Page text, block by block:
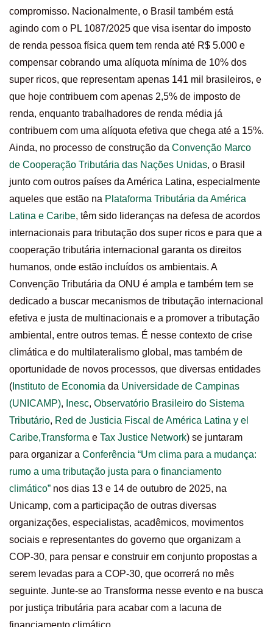
compromisso. Nacionalmente, o Brasil também está
agindo com o PL 1087/2025 que visa isentar do imposto
de renda pessoa física quem tem renda até R$ 5.000 e
compensar cobrando uma alíquota mínima de 10% dos
super ricos, que representam apenas 141 mil brasileiros, e
que hoje contribuem com apenas 2,5% de imposto de
renda, enquanto trabalhadores de renda média já
contribuem com uma alíquota efetiva que chega até a 15%.
Ainda, no processo de construção da Convenção Marco
de Cooperação Tributária das Nações Unidas, o Brasil
junto com outros países da América Latina, especialmente
aqueles que estão na Plataforma Tributária da América
Latina e Caribe, têm sido lideranças na defesa de acordos
internacionais para tributação dos super ricos e para que a
cooperação tributária internacional garanta os direitos
humanos, onde estão incluídos os ambientais. A
Convenção Tributária da ONU é ampla e também tem se
dedicado a buscar mecanismos de tributação internacional
efetiva e justa de multinacionais e a promover a tributação
ambiental, entre outros temas. É nesse contexto de crise
climática e do multilateralismo global, mas também de
oportunidade de novos processos, que diversas entidades
( Instituto de Economia da Universidade de Campinas
(UNICAMP), Inesc, Observatório Brasileiro do Sistema
Tributário, Red de Justicia Fiscal de América Latina y el
Caribe,Transforma e Tax Justice Network) se juntaram
para organizar a Conferência “Um clima para a mudança:
rumo a uma tributação justa para o financiamento
climático” nos dias 13 e 14 de outubro de 2025, na
Unicamp, com a participação de outras diversas
organizações, especialistas, acadêmicos, movimentos
sociais e representantes do governo que organizam a
COP-30, para pensar e construir em conjunto propostas a
serem levadas para a COP-30, que ocorrerá no mês
seguinte. Junte-se ao Transforma nesse evento e na busca
por justiça tributária para acabar com a lacuna de
financiamento climático.